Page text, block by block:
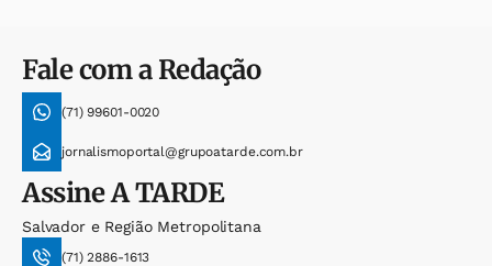
Fale com a Redação
(71) 99601-0020
jornalismoportal@grupoatarde.com.br
AssineA TARDE
Salvador e Região Metropolitana
(71) 2886-1613